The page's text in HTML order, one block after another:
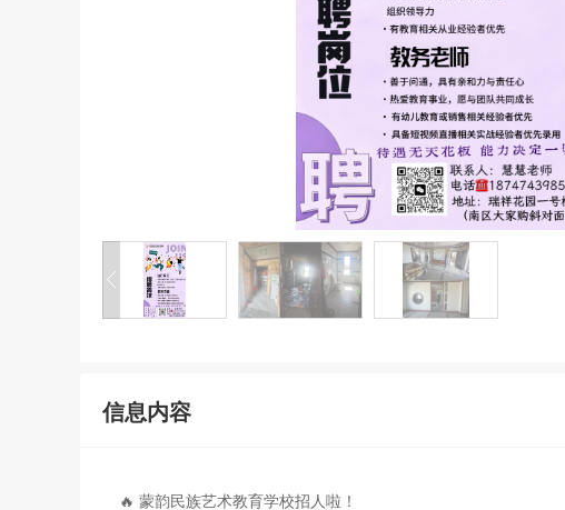
信息内容
🔥 蒙韵民族艺术教育学校招人啦！